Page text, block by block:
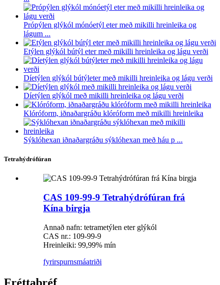
Própýlen glýkól mónóetýl eter með mikilli hreinleika og
lágum ...
Etýlen glýkól bútýl eter með mikilli hreinleika og lágu verði
Díetýlen glýkól bútýleter með mikilli hreinleika og lágu verði
Díetýlen glýkól með mikilli hreinleika og lágu verði
Klóróform, iðnaðargráðu klóróform með mikilli hreinleika
Sýklóhexan iðnaðargráðu sýklóhexan með háu p ...
Tetrahýdrófúran
CAS 109-99-9 Tetrahýdrófúran frá
Kína birgja
Annað nafn: tetrametýlen eter glýkól
CAS nr.: 109-99-9
Hreinleiki: 99,99% mín
fyrirspurnsmáatriði
Fréttabréf